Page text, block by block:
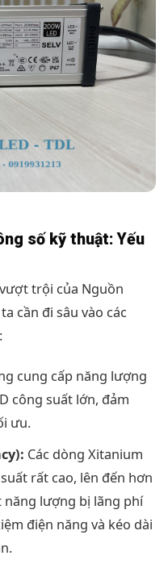
số kỹ thuật: Yếu
trội của Nguồn
cần đi sâu vào các
cung cấp năng lượng
công suất lớn, đảm
ưu.
Các dòng Xitanium
rất cao, lên đến hơn
năng lượng bị lãng phí
điện năng và kéo dài